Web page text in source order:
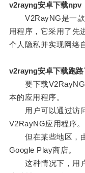
v2rayng安卓下载npv
V2RayNG是一款
用程序，它采用了先
个人隐私并实现网络
v2rayng安卓下载跑路
要下载V2RayNG
本的应用程序。
用户可以通过访问
V2RayNG应用程序。
但在某些地区，由
Google Play商店。
这种情况下，用户